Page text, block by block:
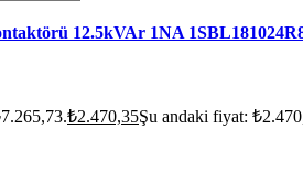
12.5kVAr 1NA
₺2.470,35Şu andaki fiyat: